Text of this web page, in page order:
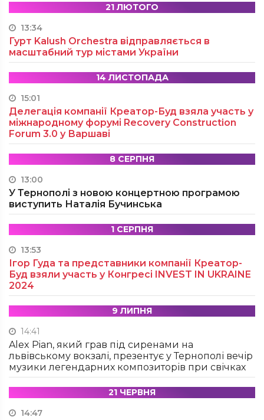
21 ЛЮТОГО
13:34
Гурт Kalush Orchestra відправляється в
масштабний тур містами України
14 ЛИСТОПАДА
15:01
Делегація компанії Креатор-Буд взяла участь у
міжнародному форумі Recovery Construction
Forum 3.0 у Варшаві
8 СЕРПНЯ
13:00
У Тернополі з новою концертною програмою
виступить Наталія Бучинська
1 СЕРПНЯ
13:53
Ігор Гуда та представники компанії Креатор-
Буд взяли участь у Конгресі INVEST IN UKRAINE
2024
9 ЛИПНЯ
14:41
Alex Pian, який грав під сиренами на
львівському вокзалі, презентує у Тернополі вечір
музики легендарних композиторів при свічках
21 ЧЕРВНЯ
14:47